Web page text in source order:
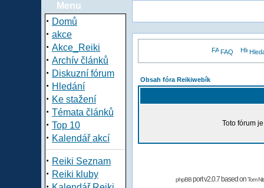
Menu
· Domů
· akce
· Akce_Reiki
· Archív článků
· Diskuzní fórum
· Hledání
· Ke stažení
· Témata článků
· Top 10
· Kalendář akcí
· Reiki Seznam
· Reiki kluby
FAQ
Obsah fóra Reikiwebík
Toto fórum
phpBBport v2.0.7 based onTom